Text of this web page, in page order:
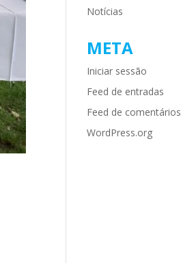
Notícias
META
Iniciar sessão
Feed de entradas
Feed de comentários
WordPress.org